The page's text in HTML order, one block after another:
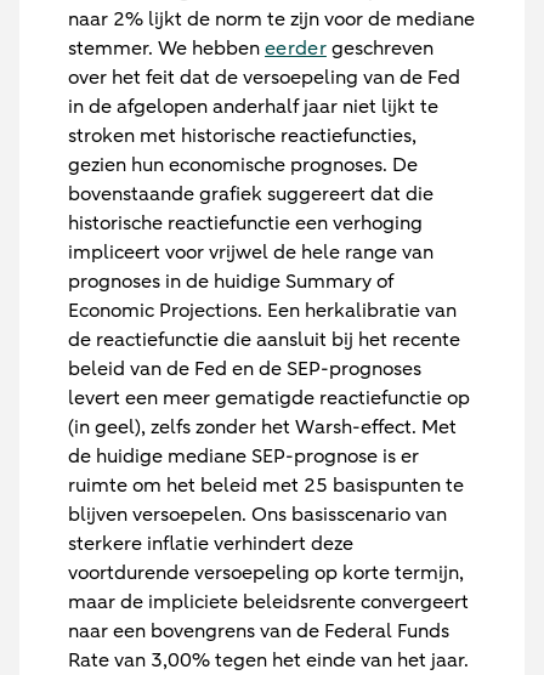
naar 2% lijkt de norm te zijn voor de mediane
stemmer. We hebbeneerdergeschreven
over het feit dat de versoepeling van de Fed
in de afgelopen anderhalf jaar niet lijkt te
stroken met historische reactiefuncties,
gezien hun economische prognoses. De
bovenstaande grafiek suggereert dat die
historische reactiefunctie een verhoging
impliceert voor vrijwel de hele range van
prognoses in de huidige Summary of
Economic Projections. Een herkalibratie van
de reactiefunctie die aansluit bij het recente
beleid van de Fed en de SEP-prognoses
levert een meer gematigde reactiefunctie op
(in geel), zelfs zonder het Warsh-effect. Met
de huidige mediane SEP-prognose is er
ruimte om het beleid met 25 basispunten te
blijven versoepelen. Ons basisscenario van
sterkere inflatie verhindert deze
voortdurende versoepeling op korte termijn,
maar de impliciete beleidsrente convergeert
naar een bovengrens van de Federal Funds
Rate van 3,00% tegen het einde van het jaar.